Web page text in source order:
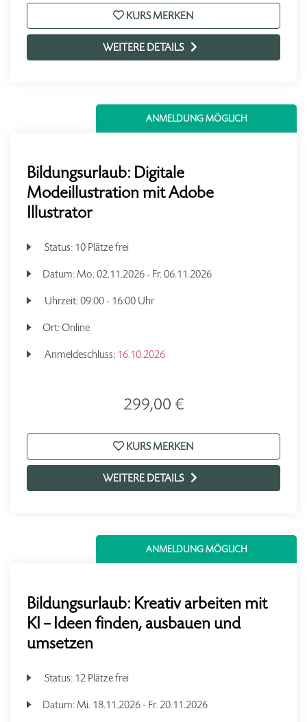
KURS MERKEN
WEITERE DETAILS
ANMELDUNG MÖGLICH
Bildungsurlaub: Digitale
Modeillustration mit Adobe
Illustrator
Status: 10 Plätze frei
Datum: Mo. 02.11.2026 - Fr. 06.11.2026
Uhrzeit:09:00 - 16:00 Uhr
Ort:Online
Anmeldeschluss: 16.10.2026
299,00 €
KURS MERKEN
WEITERE DETAILS
ANMELDUNG MÖGLICH
Bildungsurlaub: Kreativ arbeiten mit
KI – Ideen finden, ausbauen und
umsetzen
Status: 12 Plätze frei
Datum: Mi. 18.11.2026 - Fr. 20.11.2026